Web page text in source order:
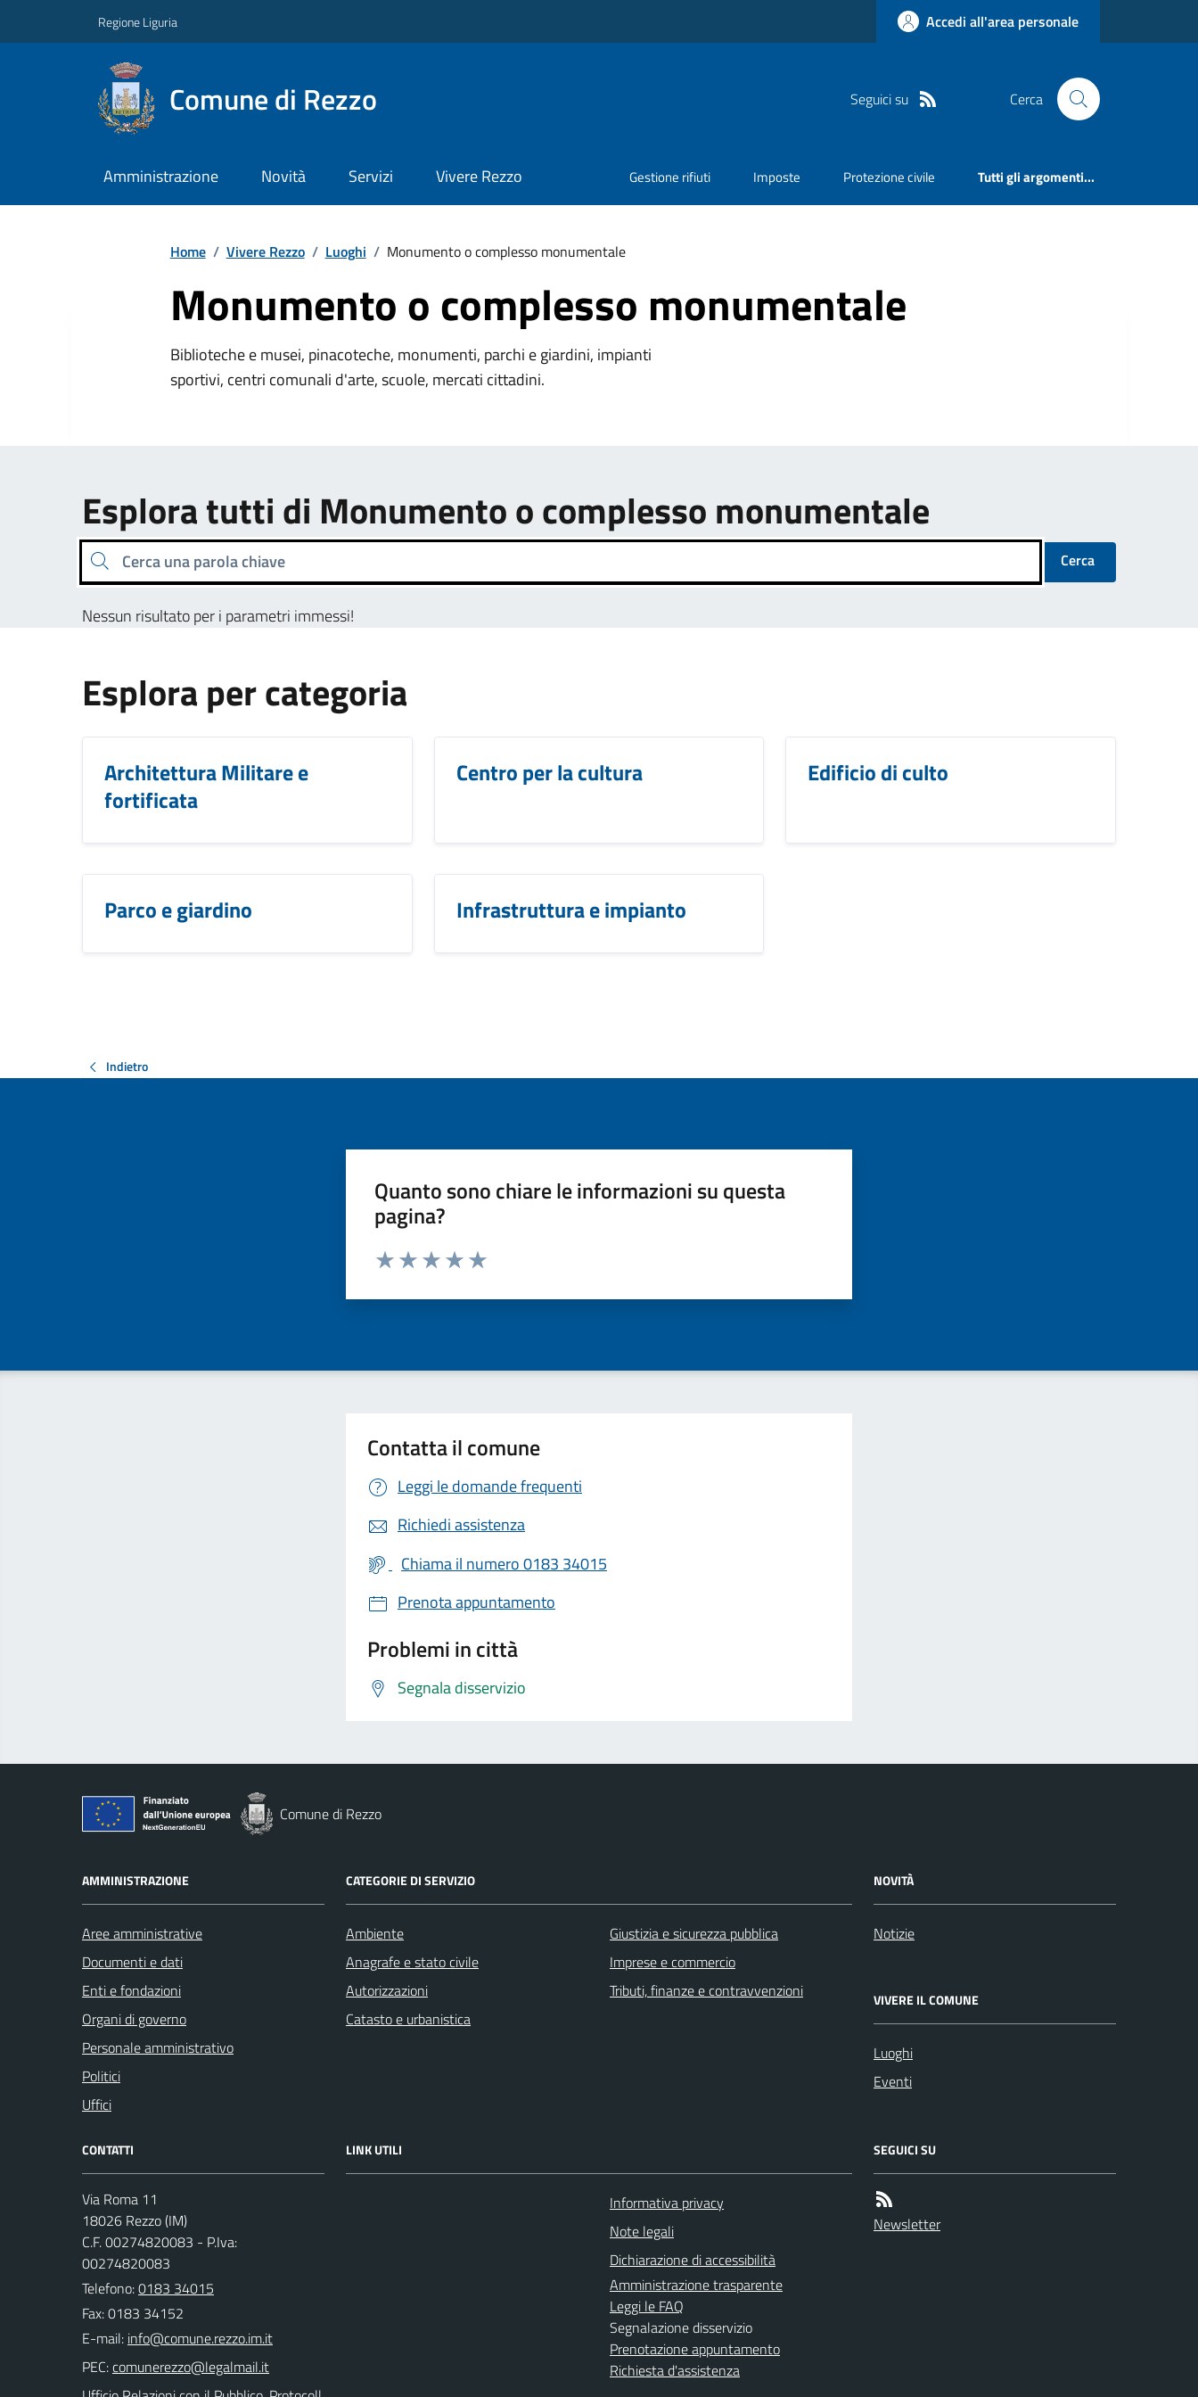
Regione Liguria Accedi all'area personale
Comune di Rezzo Seguici su Cerca
Amministrazione Novità Servizi Vivere Rezzo Gestione rifiuti Imposte Protezione civile Tutti gli argomenti...
Home / Vivere Rezzo / Luoghi / Monumento o complesso monumentale
Monumento o complesso monumentale
Biblioteche e musei, pinacoteche, monumenti, parchi e giardini, impianti
sportivi, centri comunali d'arte, scuole, mercati cittadini.
Esplora tutti di Monumento o complesso monumentale
Cerca una parola chiave Cerca
Nessun risultato per i parametri immessi!
Esplora per categoria
Architettura Militare e
fortificata
Centro per la cultura Edificio di culto
Parco e giardino Infrastruttura e impianto
Indietro
Quanto sono chiare le informazioni su questa
pagina?
Valuta da 1 a 5 stelle la pagina
Contatta il comune
Leggi le domande frequenti
Richiedi assistenza
Chiama il numero 0183 34015
Prenota appuntamento
Problemi in città
Segnala disservizio
Comune di Rezzo
AMMINISTRAZIONE
Aree amministrative
Documenti e dati
Enti e fondazioni
Organi di governo
Personale amministrativo
Politici
Uffici
CATEGORIE DI SERVIZIO
Ambiente
Anagrafe e stato civile
Autorizzazioni
Catasto e urbanistica
Giustizia e sicurezza pubblica
Imprese e commercio
Tributi, finanze e contravvenzioni
NOVITÀ
Notizie
VIVERE IL COMUNE
Luoghi
Eventi
CONTATTI
Via Roma 11
18026 Rezzo (IM)
C.F. 00274820083 - P.Iva:
00274820083
Telefono:0183 34015
Fax: 0183 34152
E-mail:
PEC:
LINK UTILI
Informativa privacy
Note legali
Dichiarazione di accessibilità
Amministrazione trasparente
Leggi le FAQ
Segnalazione disservizio
Prenotazione appuntamento
Richiesta d'assistenza
SEGUICI SU
Newsletter